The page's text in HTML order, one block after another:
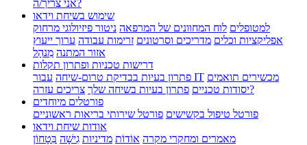
אני צריך/ה?
שימוש בשיחת וידאו
למטופלים לוח המחוונים של המרפאה ניטור פיזיולוגי מרחוק
אפליקציות וכלים מדריכים וסרטונים זרימות עבודה ערוך ייעוץ
אזור המתנה מִנהָל
דרישות טכניות ופתרון תקלות
פתרון בעיות בבדיקת טרום-שיחה עבור IT מכשירים תואמים
יסודות טכניים פתרון בעיות בשיחה שלך
צריכים עזרה?
פורטלים מיוחדים
פורטל טיפול בקשישים פורטל שירותי בריאות ראשוניים
אודות שיחת וידאו
מאמרים ומחקרי מקרה אוֹדוֹת מדיניות גִישָׁה בִּטָחוֹן